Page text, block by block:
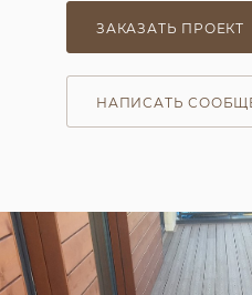
ЗАКАЗАТЬ ПРОЕКТ
НАПИСАТЬ